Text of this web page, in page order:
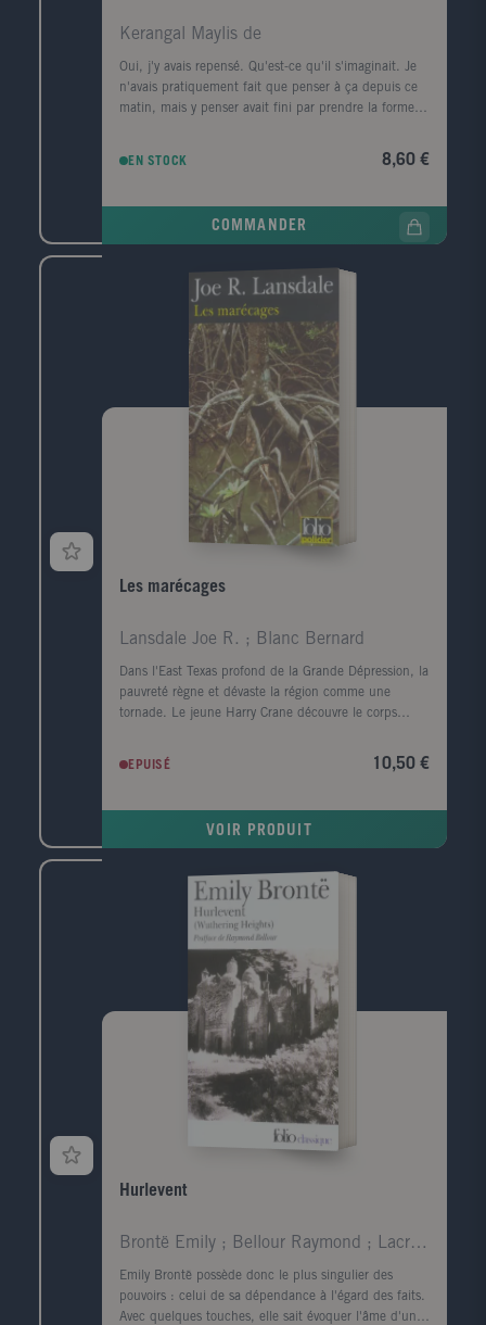
Kerangal Maylis de
Oui, j'y avais repensé. Qu'est-ce qu'il s'imaginait. Je
n'avais pratiquement fait que penser à ça depuis ce
matin, mais y penser avait fini par prendre la forme
police, elle prend le train pour Le Havre, ville de son
longtemps. Durant ce jour de retour, cherchant à
comprendre ce qui la lie à ce mort dont elle ignore
tout, elle va exhumer ses souvenirs mais aussi la
mémoire de cette ville traumatisée par la guerre, ce
qui a disparu, ce qui a survécu, et raviver les vestiges
d'un amour adolescent.
EN STOCK 8,60 €
COMMANDER
Les marécages
Lansdale Joe R. ; Blanc Bernard
Dans l'East Texas profond de la Grande Dépression, la
pauvreté règne et dévaste la région comme une
tornade. Le jeune Harry Crane découvre le corps
Sabine. Il est convaincu que le meurtre est l'oeuvre
de l'Homme-chèvre, un monstre de légende. Le
EPUISÉ 10,50 €
VOIR PRODUIT
Hurlevent
Brontë Emily ; Bellour Raymond ; Lacretelle Jacque
Emily Brontë possède donc le plus singulier des
pouvoirs : celui de sa dépendance à l'égard des faits.
Avec quelques touches, elle sait évoquer l'âme d'un